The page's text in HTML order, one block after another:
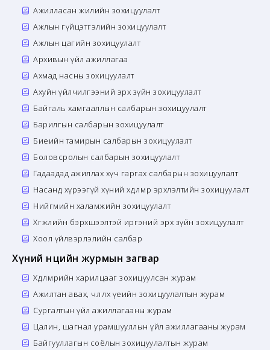
Ажилласан жилийн зохицуулалт
Ажлын гүйцэтгэлийн зохицуулалт
Ажлын цагийн зохицуулалт
Архивын үйл ажиллагаа
Ахмад насны зохицуулалт
Ахуйн үйлчилгээний эрх зүйн зохицуулалт
Байгаль хамгааллын салбарын зохицуулалт
Барилгын салбарын зохицуулалт
Биеийн тамирын салбарын зохицуулалт
Боловсролын салбарын зохицуулалт
Гадаадад ажиллах хүч гаргах салбарын зохицуулалт
Насанд хүрээгүй хүний хөдөлмөр эрхлэлтийн зохицуулалт
Нийгмийн халамжийн зохицуулалт
Хөгжлийн бэрхшээлтэй иргэний эрх зүйн зохицуулалт
Хоол үйлвэрлэлийн салбар
Хүний нөөцийн журмын загвар
Хөдөлмөрийн харилцааг зохицуулсан журам
Ажилтан авах, чөлөөлөх үеийн зохицуулалтын журам
Сургалтын үйл ажиллагааны журам
Цалин, шагнал урамшууллын үйл ажиллагааны журам
Байгууллагын соёлын зохицуулалтын журам